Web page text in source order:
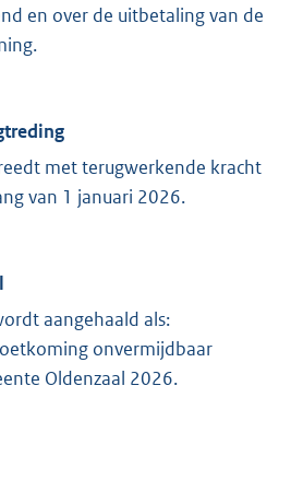
en over de uitbetaling van de
met terugwerkende kracht
van 1 januari 2026.
aangehaald als:
onvermijdbaar
Oldenzaal 2026.